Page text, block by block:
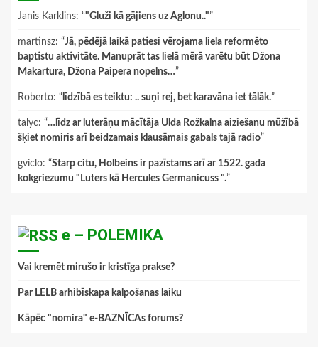
Janis Karklins: “"Gluži kā gājiens uz Aglonu.."”
martinsz: “Jā, pēdējā laikā patiesi vērojama liela reformēto
baptistu aktivitāte. Manuprāt tas lielā mērā varētu būt Džona
Makartura, Džona Paipera nopelns…”
Roberto: “ līdzībā es teiktu: .. suņi rej, bet karavāna iet tālāk.”
talyc: “…līdz ar luterāņu mācītāja Ulda Rožkalna aiziešanu mūžībā
šķiet nomiris arī beidzamais klausāmais gabals tajā radio”
gviclo: “Starp citu, Holbeins ir pazīstams arī ar 1522. gada
kokgriezumu "Luters kā Hercules Germanicuss ".”
e – POLEMIKA
Vai kremēt mirušo ir kristīga prakse?
Par LELB arhibīskapa kalpošanas laiku
Kāpēc "nomira" e-BAZNĪCAs forums?